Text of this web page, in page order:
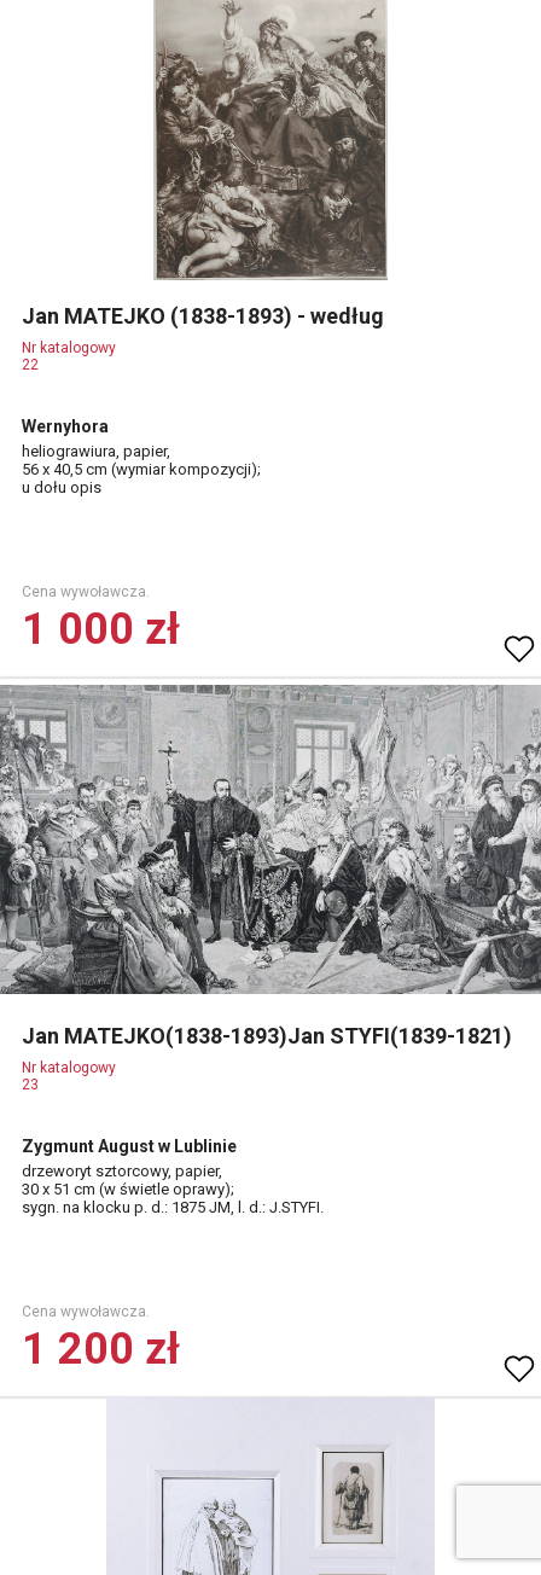
Jan MATEJKO (1838-1893) - według
Nr katalogowy
22
Wernyhora
heliograwiura, papier,
56 x 40,5 cm (wymiar kompozycji);
u dołu opis
Cena wywoławcza.
1 000 zł
Jan MATEJKO(1838-1893)Jan STYFI(1839-1821)
Nr katalogowy
23
Zygmunt August w Lublinie
drzeworyt sztorcowy, papier,
30 x 51 cm (w świetle oprawy);
sygn. na klocku p. d.: 1875 JM, l. d.: J.STYFI.
Cena wywoławcza.
1 200 zł